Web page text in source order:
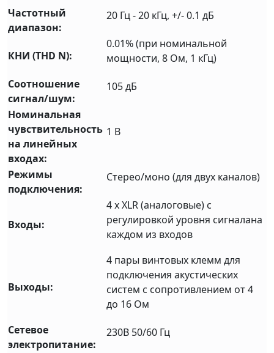
Частотный
диапазон:
20 Гц - 20 кГц, +/- 0.1 дБ
КНИ (THD N):
0.01% (при номинальной
мощности, 8 Ом, 1 кГц)
Соотношение
сигнал/шум:
105 дБ
Номинальная
чувствительность
на линейных
входах:
1 В
Режимы
подключения:
Стерео/моно (для двух каналов)
Входы:
4 х XLR (аналоговые) с
регулировкой уровня сигналана
каждом из входов
Выходы:
4 пары винтовых клемм для
подключения акустических
систем с сопротивлением от 4
до 16 Ом
Сетевое
электропитание:
230В 50/60 Гц